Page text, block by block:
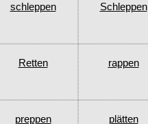
schleppen Schleppen
Retten rappen
preppen plätten